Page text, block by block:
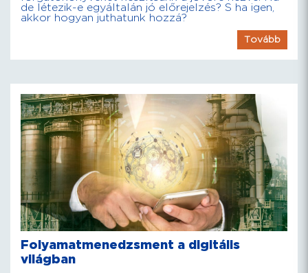
de létezik-e egyáltalán jó előrejelzés? S ha igen,
akkor hogyan juthatunk hozzá?
Tovább
Folyamatmenedzsment a digitális
világban